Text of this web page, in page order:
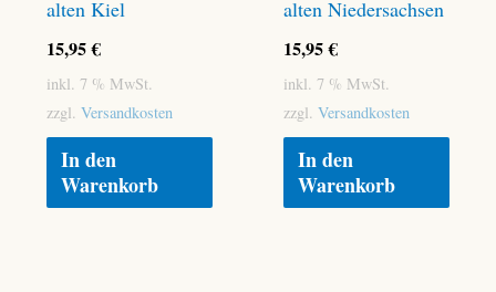
alten Kiel
15,95€
inkl. 7 % MwSt.
zzgl. Versandkosten
In den
Warenkorb
alten Niedersachsen
15,95€
inkl. 7 % MwSt.
zzgl. Versandkosten
In den
Warenkorb